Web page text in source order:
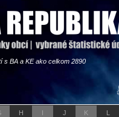
s BA a KE ako celkom 2890
H I J K L